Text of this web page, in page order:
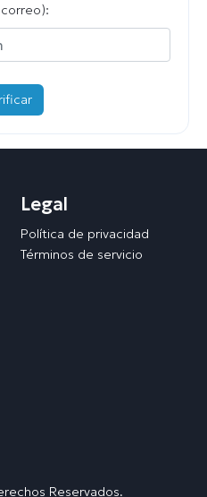
Reservados.
Legal
Política de privacidad
Términos de servicio